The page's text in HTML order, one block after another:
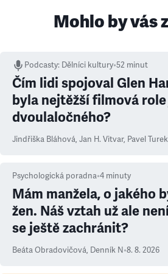
Mohlo by vás
Podcasty: Dělníci kultury•52 minut
Čím lidi spojoval Glen
byla nejtěžší filmová
dvoulaločného?
Jindřiška Bláhová, Jan H. Vitvar, Pavel Turek
Psychologická poradna•4 minuty
Mám manžela, o jakého
žen. Náš vztah už ale
se ještě zachránit?
Beáta Obradovičová, Denník N•8. 8. 2026